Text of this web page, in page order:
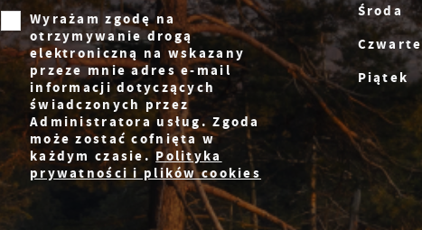
Wyrażam zgodę na
otrzymywanie drogą
elektroniczną na wskazany
przeze mnie adres e-mail
informacji dotyczących
świadczonych przez
Administratora usług. Zgoda
może zostać cofnięta w
każdym czasie.Polityka
prywatności i plików cookies
Środa
Piątek